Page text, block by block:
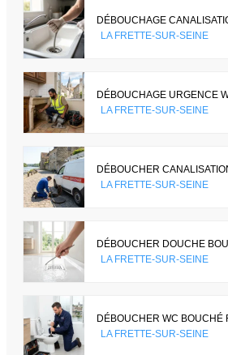
DÉBOUCHAGE
LA FRETTE-SUR-SEINE
DÉBOUCHAGE URGENCE
LA FRETTE-SUR-SEINE
DÉBOUCHER
LA FRETTE-SUR-SEINE
DÉBOUCHER DOUCHE
LA FRETTE-SUR-SEINE
DÉBOUCHER WC BOUCHÉ
LA FRETTE-SUR-SEINE